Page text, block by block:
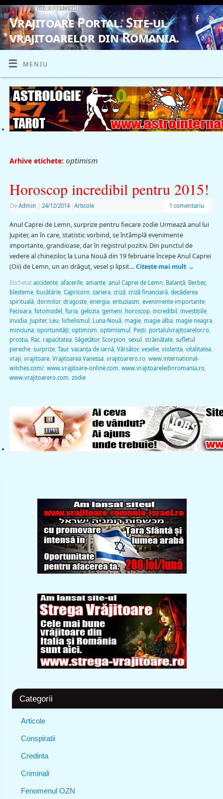
Vrajitoare Portal. Site-ul
vrajitoarelor din Romania.
VRAJITOARE, VRAJITOARELE, VRAJITOARE
MENIU
Arhive etichete: optimism
Horoscop incredibil pentru 2015!
De Admin 24/12/2014 Articole 1 comentariu
Anul Caprei de Lemn, surprize pentru fiecare zodie Urmează anul lui
Jupiter, an în care, statistic vorbind, se întâmplă evenimente
importante, grandioase, dar în registrul pozitiv. Din punctul de
vedere al chinezilor, la Luna Nouă din 19 februarie începe Anul Caprei
(Oii) de Lemn, un an drăguţ, vesel şi lipsit… Citește mai mult →
Etichetat accidente, afacerile, amante, anul Caprei de Lemn, Balanţă, Berbec,
blesteme, bucătărie, Capricorn, cariera, criză, criză financiară, decăderea
spirituală, dormitor, dragoste, energia, entuziasm, evenimente importante,
Fecioara, fotomodel , furia, gelozia, gemeni, horoscop, incredibil , investiţiile,
invidia, Jupiter, Leu, lichelismul , Luna Nouă, magie, magie alba, magie neagra,
minciuna, oportunităţi, optimism, optimismul , Peşti, portalulvrajitoarelor.ro,
prostia, Rac, rapacitatea, Săgetător, Scorpion, sexul , străinătate, sufletul
pereche, surprize, Taur, vacanţa de iarnă, Vărsător, veselie, violenta, vitalitatea,
vraji, vrajitoare, Vrajitoarea Vanessa, vrajitoarero.ro, www.international-
witches.com/, www.vrajitoare-online.com, www.vrajitoareledinromania.ro,
www.vrajitoarero.com, zodie
Categorii
Articole
Conspiratii
Credinta
Criminali
Fenomenul OZN